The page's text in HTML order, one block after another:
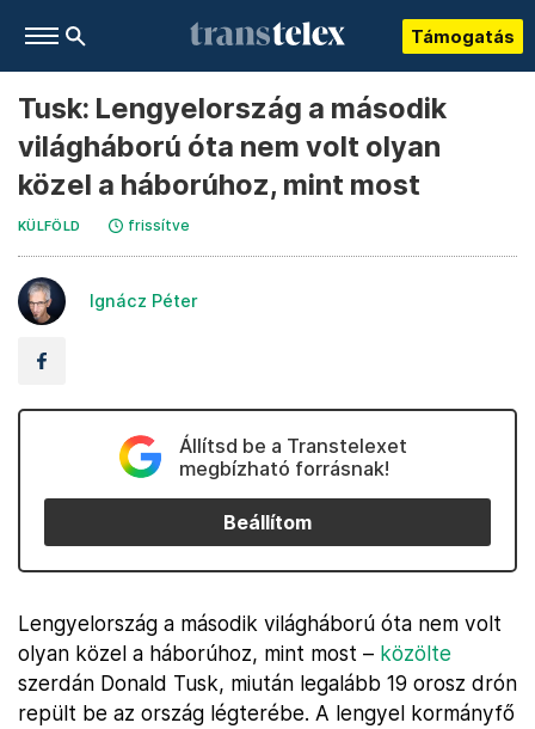
Támogatás
Tusk: Lengyelország a második
világháború óta nem volt olyan
közel a háborúhoz, mint most
KÜLFÖLD frissítve
Ignácz Péter
Állítsd be a Transtelexet
megbízható forrásnak!
Beállítom
Lengyelország a második világháború óta nem volt
olyan közel a háborúhoz, mint most – közölte
szerdán Donald Tusk, miután legalább 19 orosz drón
repült be az ország légterébe. A lengyel kormányfő